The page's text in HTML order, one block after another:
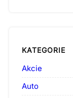
KATEGORIE
Akcie
Auto